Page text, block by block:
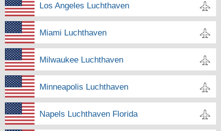
Los Angeles Luchthaven
Miami Luchthaven
Milwaukee Luchthaven
Minneapolis Luchthaven
Napels Luchthaven Florida